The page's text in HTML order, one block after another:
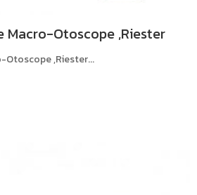
Macro-Otoscope ,Riester
Otoscope ,Riester...